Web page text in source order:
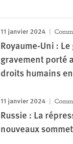
11 janvier 2024
Royaume-Uni :
gravement porté
droits humains
11 janvier 2024
Russie : La
nouveaux